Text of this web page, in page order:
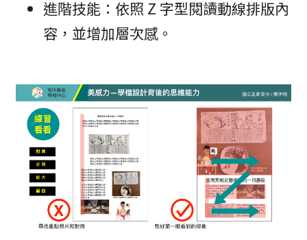
進階技能：依照 Z 字型閱讀動線排版內
容，並增加層次感。